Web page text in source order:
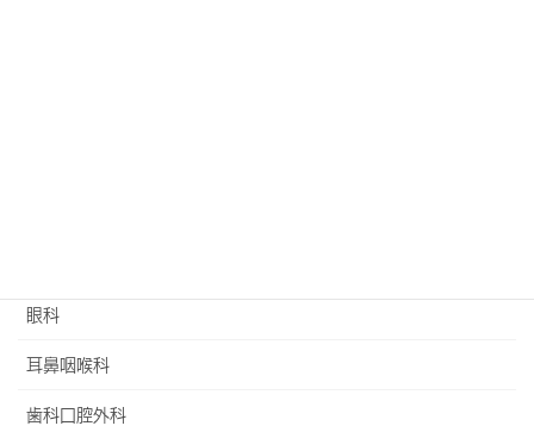
眼科
耳鼻咽喉科
歯科口腔外科